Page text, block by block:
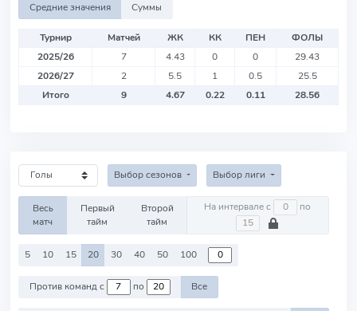
Средние значения Суммы
Турнир Матчей ЖК КК ПЕН
ФОЛЫ
2025/26
7 4.43 0 0
29.43
2026/27
2 5.5 1 0.5
25.5
Итого
9 4.67 0.22 0.11 28.56
Выбор сезонов Выбор лиги
Весь
матч
Первый
тайм
Второй
тайм
На интервале с по
5 10 15 20 30 40 50 100
Против команд с по Все